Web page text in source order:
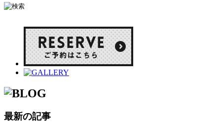
最新の記事